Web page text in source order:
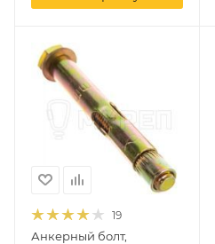
19
Анкерный болт,